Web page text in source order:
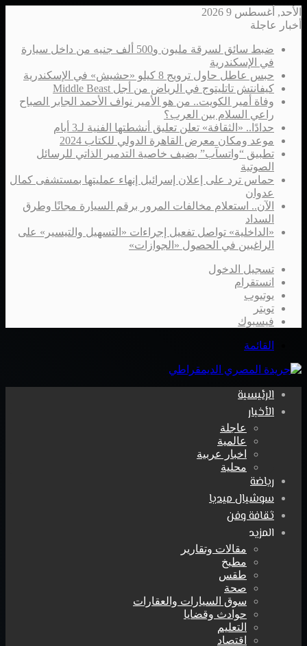
الأحد, أغسطس 9 2026
أخبار عاجلة
ضبط سائق لسرقة مليون و500 ألف جنيه من داخل سيارة
في الإسكندرية
حبس عاطل حاول ترويج 8 كيلو «حشيش» في الإسكندرية
كيفانتش تاتليتوج في الرياض من أجل Middle Beast
وفاة أمير الكويت.. من هو الأمير نواف الأحمد الجابر الصباح
راعي السلام بين العرب؟
حدادًا.. «الثقافة» تعلن تعليق أنشطتها الفنية لـ3 أيام
موعد ومكان معرض القاهرة الدولي للكتاب 2024
تطبيق “واتسآب” يضيف خاصية التدمير الذاتي للرسائل
الصوتية
حماس ترد على إعلان إسرائيل إنهاء عمليتها بمستشفى كمال
عدوان
الآن.. استعلام مخالفات المرور برقم السيارة مجانًا وطرق
السداد
«الداخلية» تواصل تفعيل إجراءات «التسهيل والتيسير» على
الراغبين في الحصول «الجوازات»
تسجيل الدخول
انستقرام
يوتيوب
تويتر
فيسبوك
القائمة
الرئيسية
الأخبار
عاجلة
عالمية
اخبار عربية
محلية
رياضة
سوشيال ميديا
ثقافة وفن
المزيد
مقالات وتقارير
مطبخ
طقس
صحة
سوق السيارات والعقارات
حوادث وقضايا
التعليم
اقتصاد